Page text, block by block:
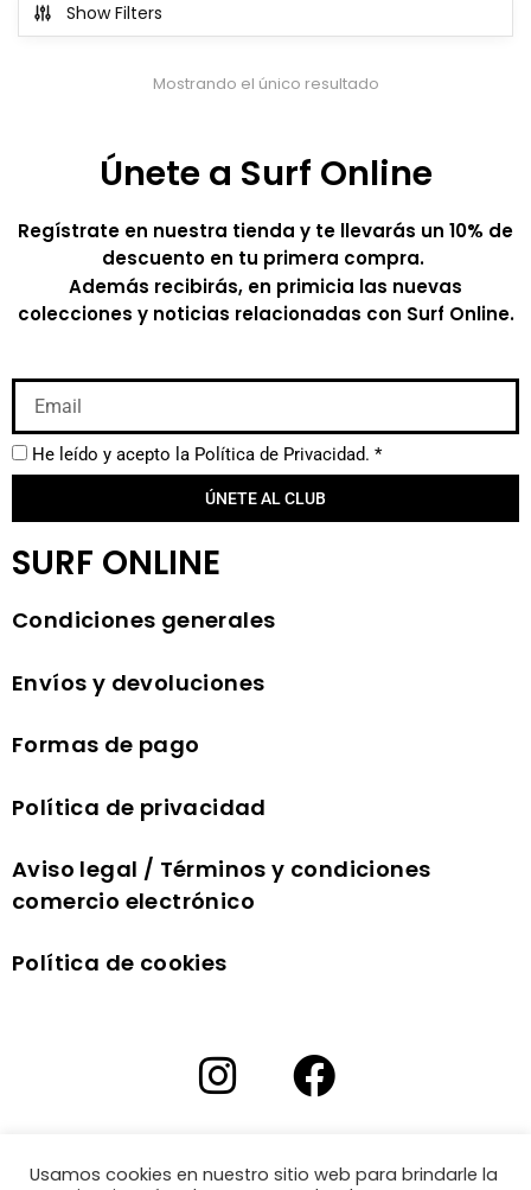
Show Filters
Mostrando el único resultado
Únete a Surf Online
Regístrate en nuestra tienda y te llevarás un 10% de
descuento en tu primera compra.
Además recibirás, en primicia las nuevas
colecciones y noticias relacionadas con Surf Online.
He leído y acepto la Política de Privacidad. *
ÚNETE AL CLUB
SURF ONLINE
Condiciones generales
Envíos y devoluciones
Formas de pago
Política de privacidad
Aviso legal / Términos y condiciones
comercio electrónico
Política de cookies
Usamos cookies en nuestro sitio web para brindarle la